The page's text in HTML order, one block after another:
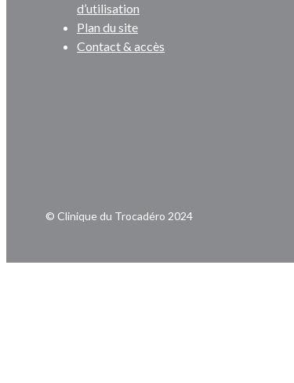
d’utilisation
Plan du site
Contact & accès
© Clinique du Trocadéro 2024